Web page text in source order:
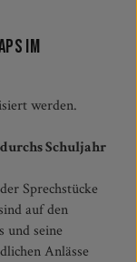
im
werden.
Schuljahr
Sprechstücke
auf den
und seine
Anlässe